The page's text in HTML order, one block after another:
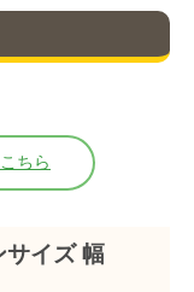
ちら
サイズ 幅